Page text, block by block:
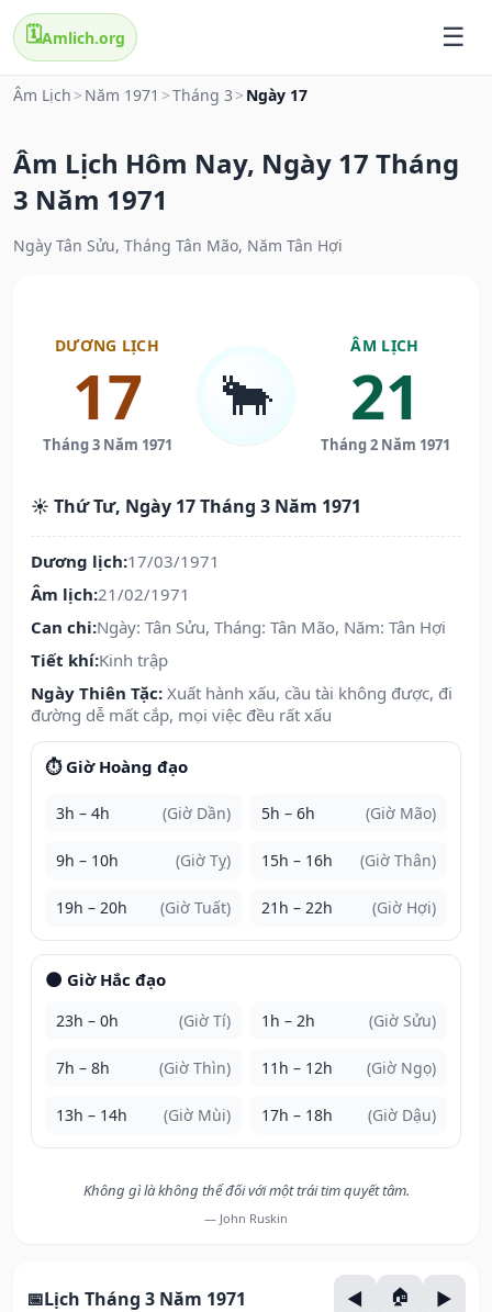
🗓️Amlich.org
Âm Lịch > Năm 1971 >Tháng 3 > Ngày 17
Âm Lịch Hôm Nay, Ngày 17 Tháng
3 Năm 1971
Ngày Tân Sửu, Tháng Tân Mão, Năm Tân Hợi
DƯƠNG LỊCH
17
Tháng 3 Năm 1971
🐂
ÂM LỊCH
21
Tháng 2 Năm 1971
☀️ Thứ Tư, Ngày 17 Tháng 3 Năm 1971
Dương lịch:17/03/1971
Âm lịch:21/02/1971
Can chi:Ngày: Tân Sửu, Tháng: Tân Mão, Năm: Tân Hợi
Tiết khí:Kinh trập
Ngày Thiên Tặc: Xuất hành xấu, cầu tài không được, đi
đường dễ mất cắp, mọi việc đều rất xấu
⏱️ Giờ Hoàng đạo
3h – 4h (Giờ Dần) 5h – 6h (Giờ Mão)
9h – 10h (Giờ Tỵ) 15h – 16h (Giờ Thân)
19h – 20h (Giờ Tuất) 21h – 22h (Giờ Hợi)
🌑 Giờ Hắc đạo
23h – 0h (Giờ Tí) 1h – 2h (Giờ Sửu)
7h – 8h (Giờ Thìn) 11h – 12h (Giờ Ngọ)
13h – 14h (Giờ Mùi) 17h – 18h (Giờ Dậu)
Không gì là không thể đối với một trái tim quyết tâm.
— John Ruskin
Lịch Tháng 3 Năm 1971